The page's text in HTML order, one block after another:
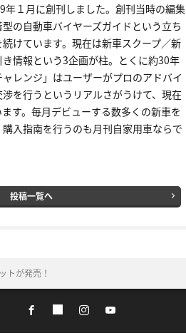
年１月に創刊しました。創刊当時の編集
の自動車バイヤーズガイドという立ち
けています。現在は新車スクープ／新
情報という3企画が柱。とくに約30年
レンジ」はユーザーがプロのアドバイ
を行うというリアルさがうけて、現在
す。毎月デビューする数多くの新車を
入指南を行うのも月刊自家用車ならで
投稿一覧へ
トが発売！